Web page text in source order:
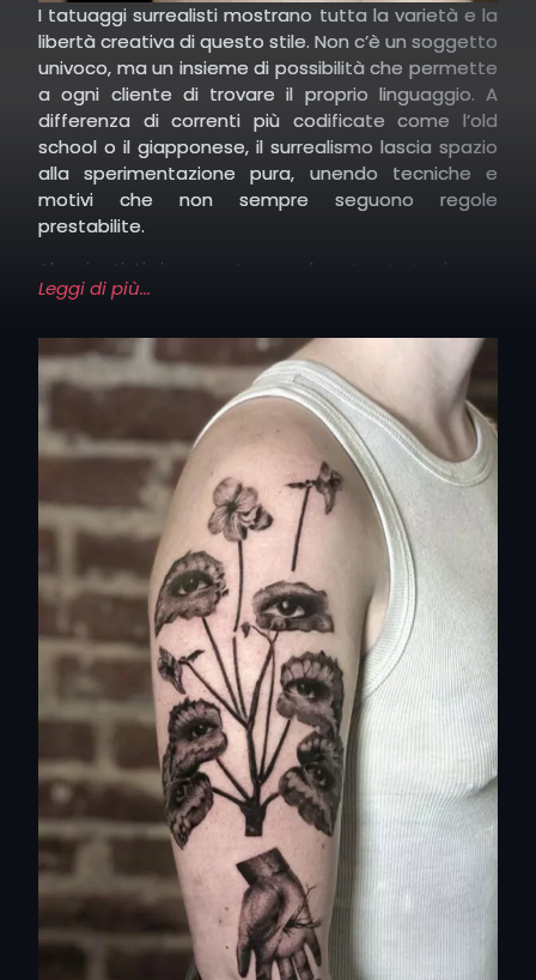
I tatuaggi surrealisti mostrano tutta la varietà e la
libertà creativa di questo stile. Non c’è un soggetto
univoco, ma un insieme di possibilità che permette
a ogni cliente di trovare il proprio linguaggio. A
differenza di correnti più codificate come l’old
school o il giapponese, il surrealismo lascia spazio
alla sperimentazione pura, unendo tecniche e
motivi che non sempre seguono regole
prestabilite.
Alcuni artisti si concentrano sul contrasto tra luce e
ombra, creando composizioni che evocano stati
del colore per trasmettere energia, caos o
armonia. Nel nostro studio MenoUno, ogni
tatuatore interpreta il surrealism tattoo con un
approccio personale: c’è chi si ispira al realismo
visionario, chi lavora con tratti spezzati e
contaminazioni astratte, chi ancora sperimenta
con elementi del
trash polka o con linee
illustrative
per dare maggiore intensità al disegno.
Tra i soggetti più richiesti rientrano metamorfosi di
volti e corpi, paesaggi impossibili che sembrano
provenire dai sogni, figure antropomorfe o ibride e
simboli esoterici rivisitati in chiave onirica. Un
tatuaggio surrealista può quindi diventare un
manifesto di identità personale, un’opera che
custodisce emozioni difficili da raccontare a parole
e che trova nella pelle la tela perfetta.
Scegliere questo stile significa abbracciare la
libertà creativa e permettere al tatuatore di
trasformare la tua idea in un’opera senza tempo,
che rispecchi il tuo mondo interiore.
Leggi di più...